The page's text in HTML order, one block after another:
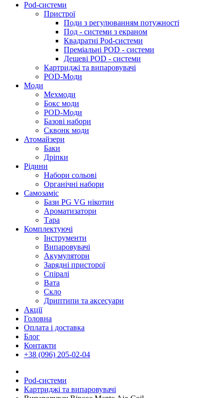
Pod-системи
Пристрої
Поди з регулюванням потужності
Под - системи з екраном
Квадратні Pod-системи
Преміальні POD - системи
Дешеві POD - системи
Картриджі та випаровувачі
POD-Моди
Моди
Мехмоди
Бокс моди
POD-Моди
Базові набори
Сквонк моди
Атомайзери
Баки
Дріпки
Рідини
Набори сольові
Органічні набори
Самозаміс
Бази PG VG нікотин
Ароматизатори
Тара
Комплектуючі
Інструменти
Випаровувачі
Акумулятори
Зарядні присторої
Спіралі
Вата
Скло
Дриптипи та аксесуари
Акції
Головна
Оплата і доставка
Блог
Контакти
+38 (096) 205-02-04
Pod-системи
Картриджі та випаровувачі